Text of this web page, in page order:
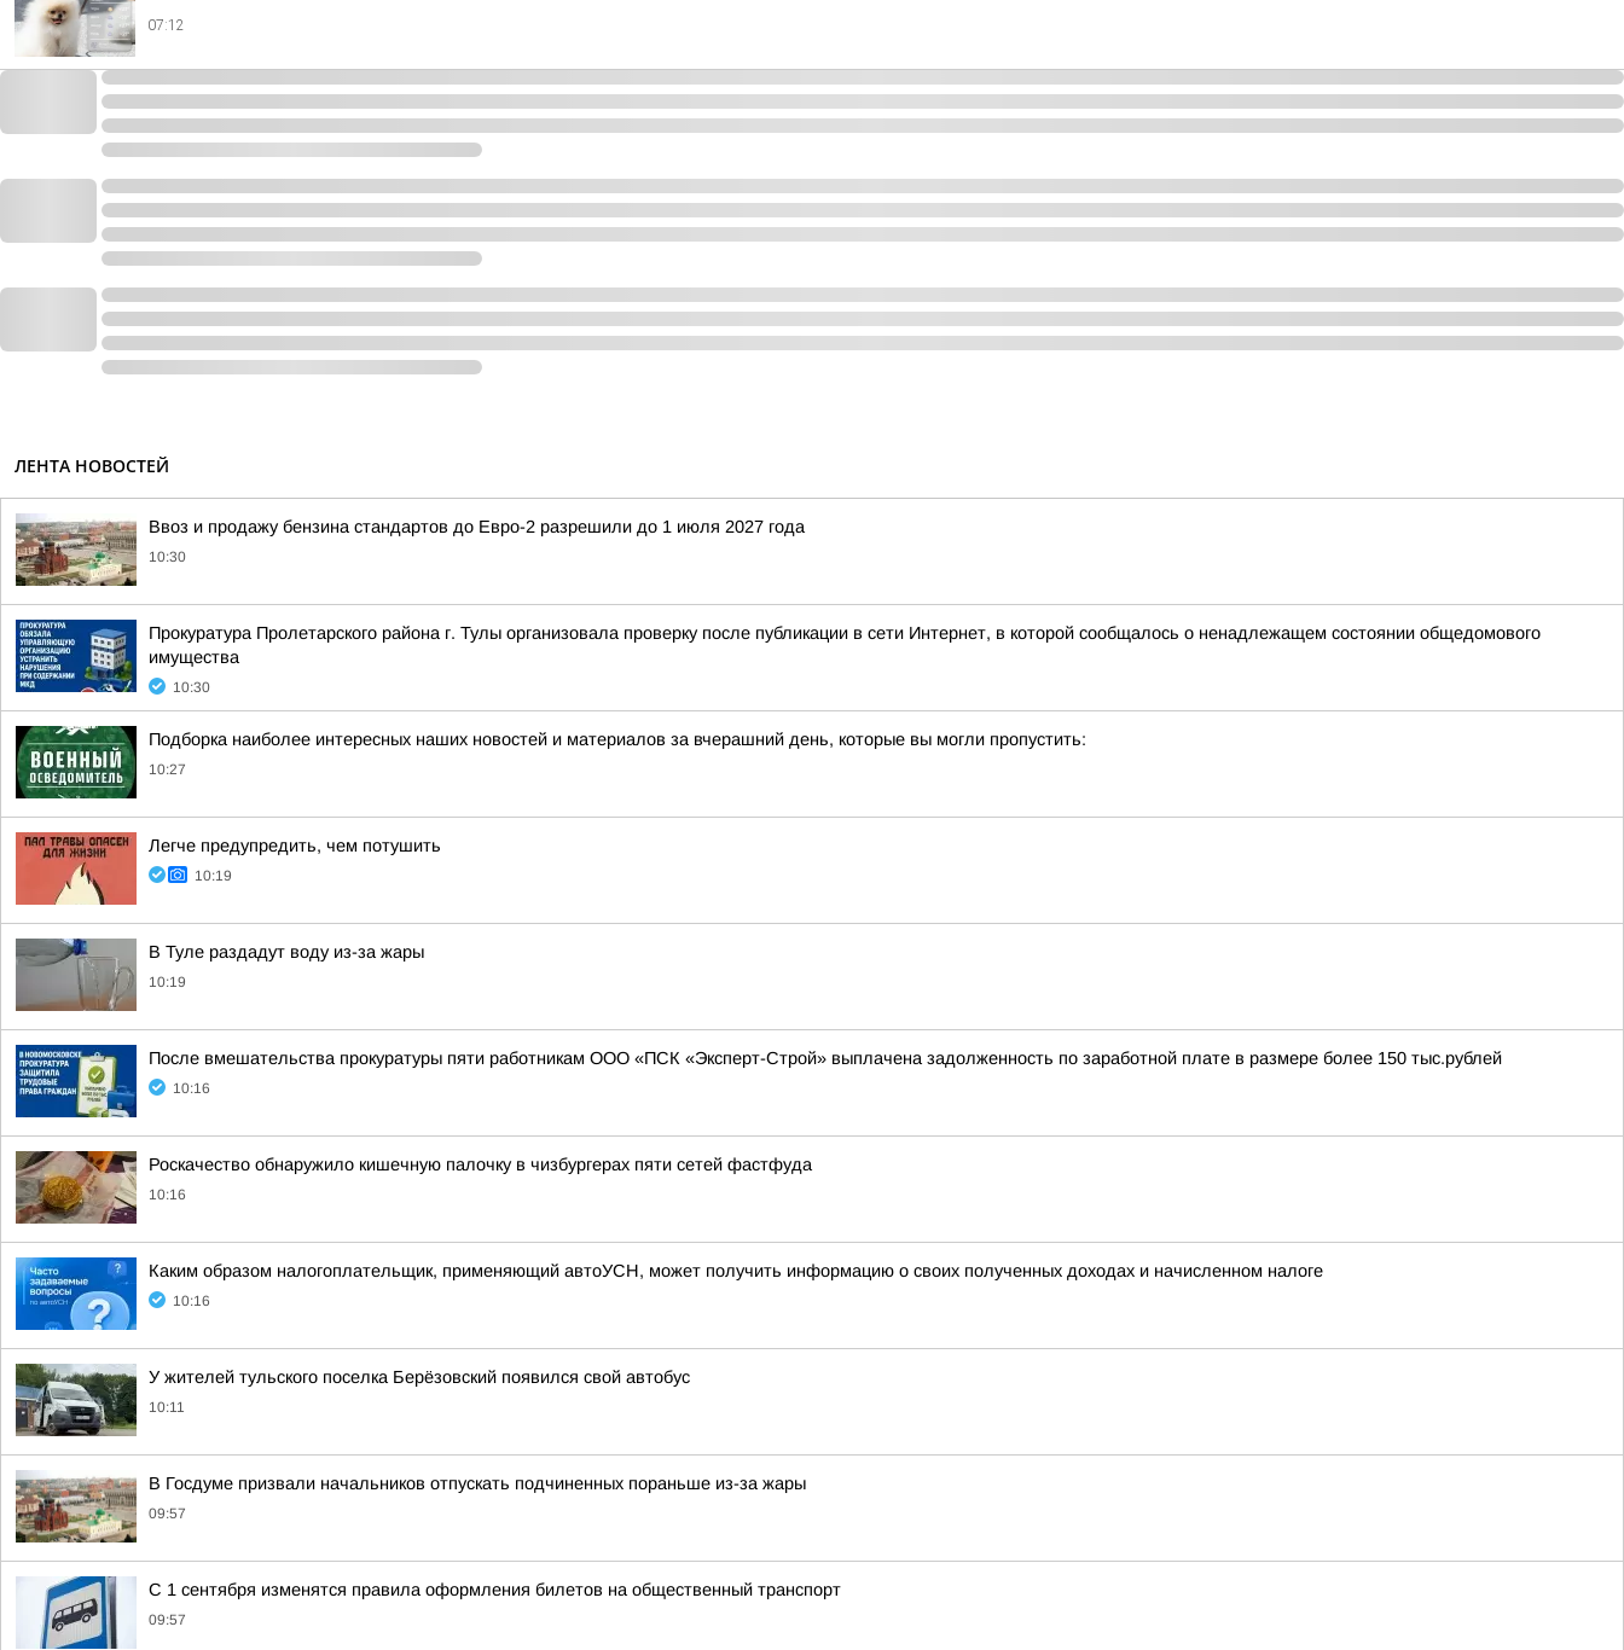
07:12
ЛЕНТА НОВОСТЕЙ
Ввоз и продажу бензина стандартов до Евро-2 разрешили до 1 июля 2027 года
10:30
Прокуратура Пролетарского района г. Тулы организовала проверку после публикации в сети Интернет, в которой сообщалось о ненадлежащем состоянии общедомового
имущества
10:30
Подборка наиболее интересных наших новостей и материалов за вчерашний день, которые вы могли пропустить:
10:27
Легче предупредить, чем потушить
10:19
В Туле раздадут воду из-за жары
10:19
После вмешательства прокуратуры пяти работникам ООО «ПСК «Эксперт-Строй» выплачена задолженность по заработной плате в размере более 150 тыс.рублей
10:16
Роскачество обнаружило кишечную палочку в чизбургерах пяти сетей фастфуда
10:16
Каким образом налогоплательщик, применяющий автоУСН, может получить информацию о своих полученных доходах и начисленном налоге
10:16
У жителей тульского поселка Берёзовский появился свой автобус
10:11
В Госдуме призвали начальников отпускать подчиненных пораньше из-за жары
09:57
С 1 сентября изменятся правила оформления билетов на общественный транспорт
09:57